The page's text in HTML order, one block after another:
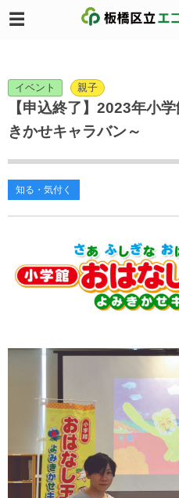
イベント 親子
【申込終了】2023年小
きかせキャラバン～
知る・気付く